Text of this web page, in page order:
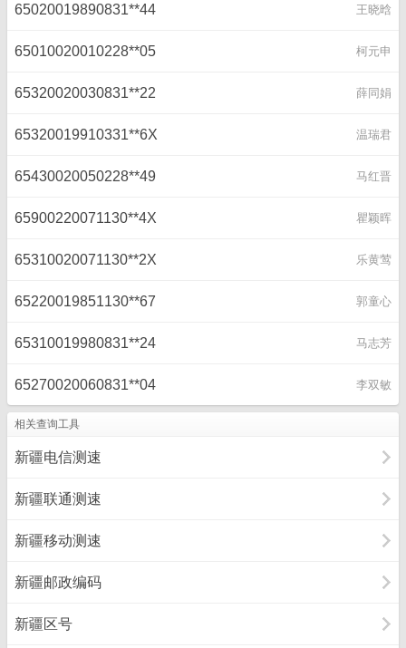
65020019890831**44 王晓晗
65010020010228**05 柯元申
65320020030831**22 薛同娟
65320019910331**6X 温瑞君
65430020050228**49 马红晋
65900220071130**4X 瞿颖晖
65310020071130**2X 乐黄莺
65220019851130**67 郭童心
65310019980831**24 马志芳
65270020060831**04 李双敏
相关查询工具
新疆电信测速
新疆联通测速
新疆移动测速
新疆邮政编码
新疆区号